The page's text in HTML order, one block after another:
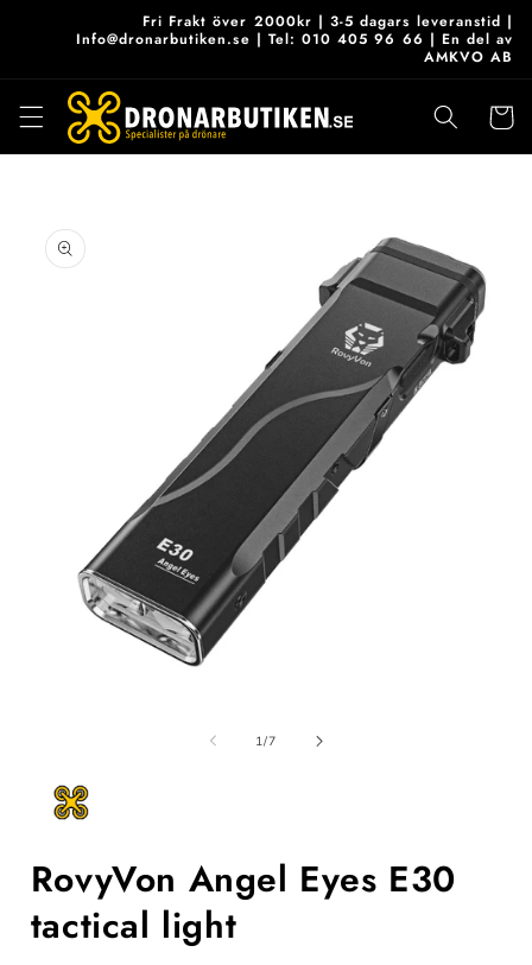
Fri Frakt över 2000kr | 3-5 dagars leveranstid |
Info@dronarbutiken.se | Tel: 010 405 96 66 | En del av
AMKVO AB
vidare till
1/av
7
RovyVon Angel Eyes E30
tactical light